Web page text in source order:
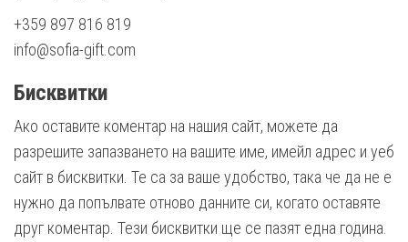
+359 897 816 819
info@sofia-gift.com
Бисквитки
Ако оставите коментар на нашия сайт, можете да
разрешите запазването на вашите име, имейл адрес и уеб
сайт в бисквитки. Те са за ваше удобство, така че да не е
нужно да попълвате отново данните си, когато оставяте
друг коментар. Тези бисквитки ще се пазят една година.